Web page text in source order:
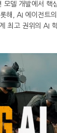
델 개발에서 핵
, AI 에이전트
최고 권위의 AI